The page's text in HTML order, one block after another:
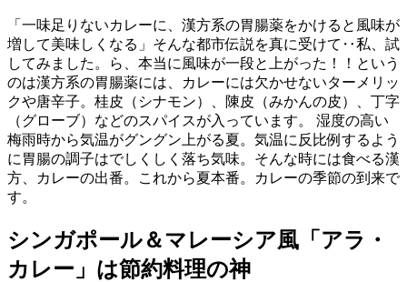
「一味足りないカレーに、漢方系の胃腸薬をかけると風味が
増して美味しくなる」そんな都市伝説を真に受けて‥私、試
してみました。ら、本当に風味が一段と上がった！！という
のは漢方系の胃腸薬には、カレーには欠かせないターメリッ
クや唐辛子。桂皮（シナモン）、陳皮（みかんの皮）、丁字
（グローブ）などのスパイスが入っています。 湿度の高い
梅雨時から気温がグングン上がる夏。気温に反比例するよう
に胃腸の調子はでしくしく落ち気味。そんな時には食べる漢
方、カレーの出番。これから夏本番。カレーの季節の到来で
す。
シンガポール＆マレーシア風「アラ・
カレー」は節約料理の神